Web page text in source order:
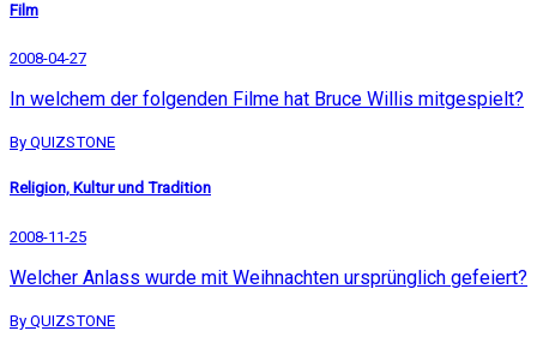
Film
2008-04-27
In welchem der folgenden Filme hat Bruce Willis mitgespielt?
By QUIZSTONE
Religion, Kultur und Tradition
2008-11-25
Welcher Anlass wurde mit Weihnachten ursprünglich gefeiert?
By QUIZSTONE